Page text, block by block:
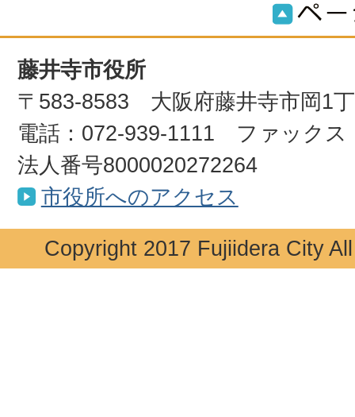
藤井寺市役所
〒583-8583 大阪府藤井寺市岡1
電話：072-939-1111 ファックス
法人番号8000020272264
市役所へのアクセス
Copyright 2017 Fujiidera City